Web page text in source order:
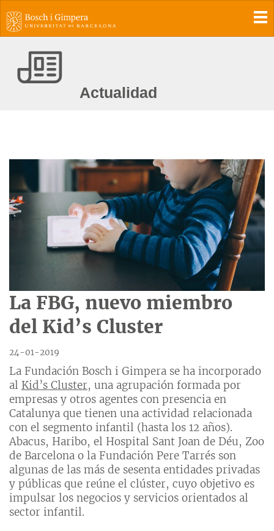
Actualidad
La FBG, nuevo miembro
del Kid’s Cluster
24-01-2019
La Fundación Bosch i Gimpera se ha incorporado
al Kid’s Cluster, una agrupación formada por
empresas y otros agentes con presencia en
Catalunya que tienen una actividad relacionada
con el segmento infantil (hasta los 12 años).
Abacus, Haribo, el Hospital Sant Joan de Déu, Zoo
de Barcelona o la Fundación Pere Tarrés son
algunas de las más de sesenta entidades privadas
y públicas que reúne el clúster, cuyo objetivo es
impulsar los negocios y servicios orientados al
sector infantil.